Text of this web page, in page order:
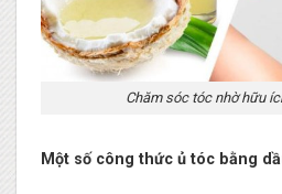
Chăm sóc tóc nhờ hữu
Một số công thức ủ tóc bằng